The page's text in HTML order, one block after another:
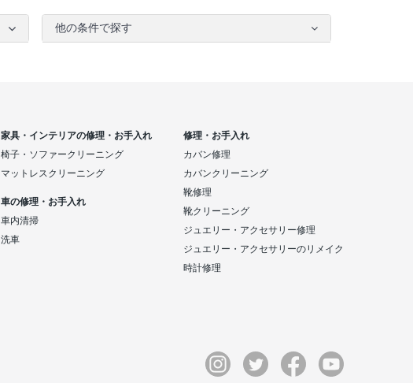
他の条件で探す
家具・インテリアの修理・お手入れ
椅子・ソファークリーニング
マットレスクリーニング
車の修理・お手入れ
車内清掃
洗車
修理・お手入れ
カバン修理
カバンクリーニング
靴修理
靴クリーニング
ジュエリー・アクセサリー修理
ジュエリー・アクセサリーのリメイク
時計修理